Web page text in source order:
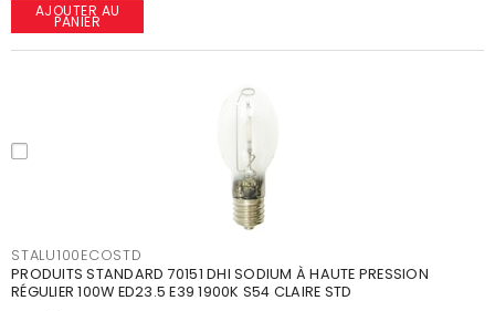
AJOUTER AU
PANIER
STALU100ECOSTD
PRODUITS STANDARD 70151 DHI SODIUM À HAUTE PRESSION
RÉGULIER 100W ED23.5 E39 1900K S54 CLAIRE STD